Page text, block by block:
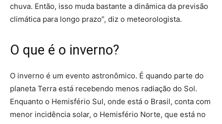
chuva. Então, isso muda bastante a dinâmica da previsão
climática para longo prazo”, diz o meteorologista.
O que é o inverno?
O inverno é um evento astronômico. É quando parte do
planeta Terra está recebendo menos radiação do Sol.
Enquanto o Hemisfério Sul, onde está o Brasil, conta com
menor incidência solar, o Hemisfério Norte, que está no